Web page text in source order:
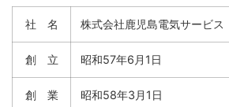
社 名 株式会社鹿児島電気サービス
創 立 昭和57年6月1日
創 業 昭和58年3月1日